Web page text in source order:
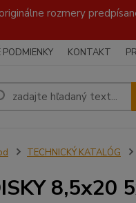
rozmery
KONTAKT
TECHNICKÝ KATALÓG
8,5x20